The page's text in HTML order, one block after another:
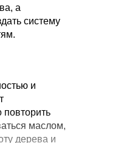
а
систему
и
маслом,
дерева и